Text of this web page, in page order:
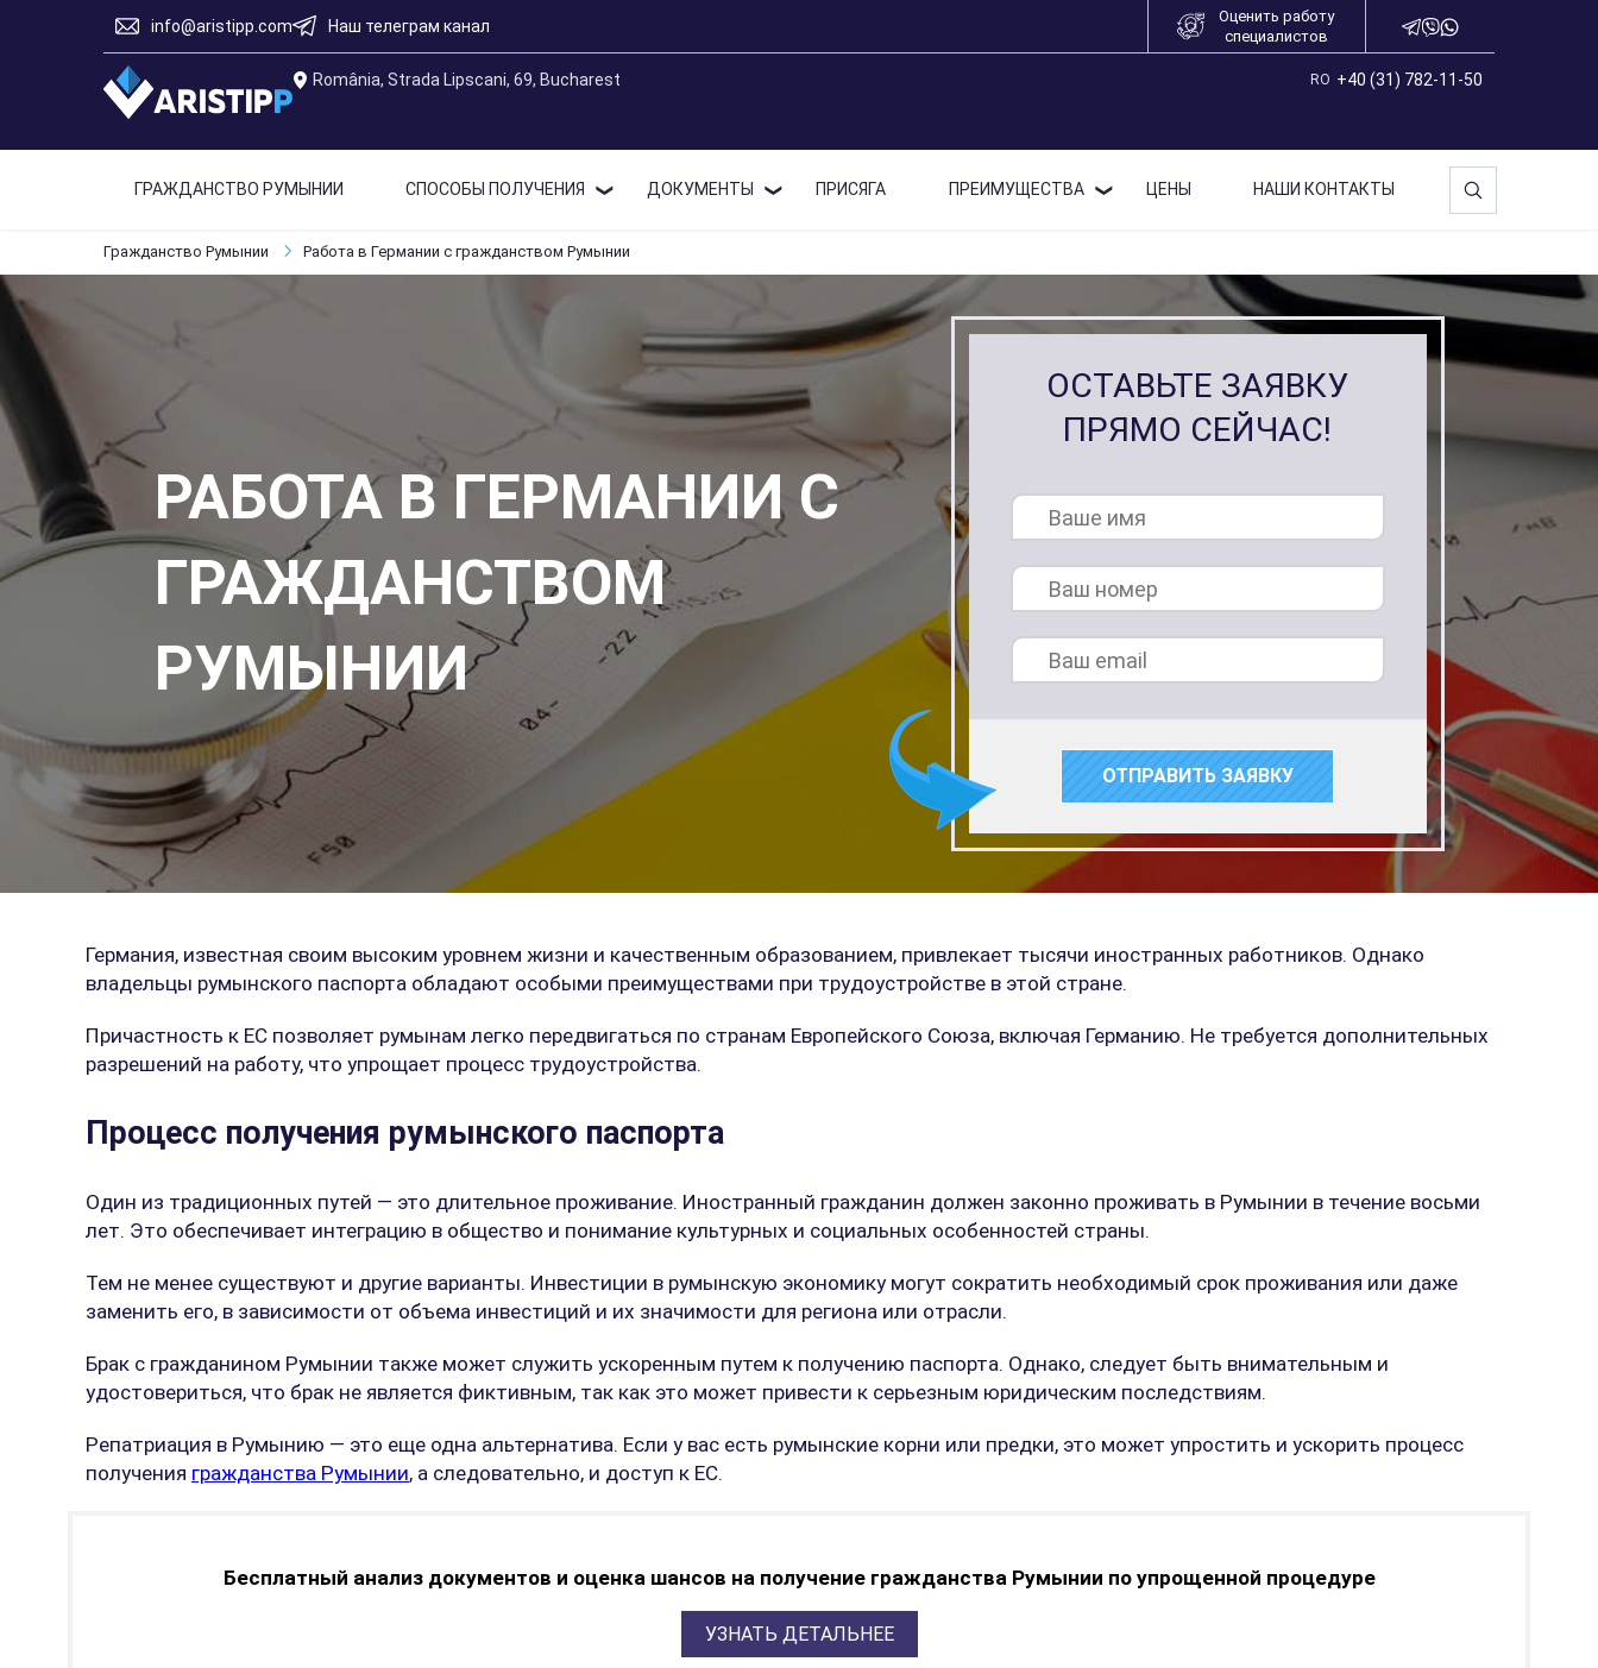
info@aristipp.com Наш телеграм канал
Оценить работу
специалистов
România, Strada Lipscani, 69, Bucharest RO +40 (31) 782-11-50
ГРАЖДАНСТВО РУМЫНИИ СПОСОБЫ ПОЛУЧЕНИЯ ДОКУМЕНТЫ ПРИСЯГА ПРЕИМУЩЕСТВА ЦЕНЫ НАШИ КОНТАКТЫ
Гражданство Румынии Работа в Германии с гражданством Румынии
РАБОТА В ГЕРМАНИИ С
ГРАЖДАНСТВОМ
РУМЫНИИ
ОСТАВЬТЕ ЗАЯВКУ
ПРЯМО СЕЙЧАС!
Германия, известная своим высоким уровнем жизни и качественным образованием, привлекает тысячи иностранных работников. Однако
владельцы румынского паспорта обладают особыми преимуществами при трудоустройстве в этой стране.
Причастность к ЕС позволяет румынам легко передвигаться по странам Европейского Союза, включая Германию. Не требуется дополнительных
разрешений на работу, что упрощает процесс трудоустройства.
Процесс получения румынского паспорта
Один из традиционных путей — это длительное проживание. Иностранный гражданин должен законно проживать в Румынии в течение восьми
лет. Это обеспечивает интеграцию в общество и понимание культурных и социальных особенностей страны.
Тем не менее существуют и другие варианты. Инвестиции в румынскую экономику могут сократить необходимый срок проживания или даже
заменить его, в зависимости от объема инвестиций и их значимости для региона или отрасли.
Брак с гражданином Румынии также может служить ускоренным путем к получению паспорта. Однако, следует быть внимательным и
удостовериться, что брак не является фиктивным, так как это может привести к серьезным юридическим последствиям.
Репатриация в Румынию — это еще одна альтернатива. Если у вас есть румынские корни или предки, это может упростить и ускорить процесс
получения гражданства Румынии, а следовательно, и доступ к ЕС.
Бесплатный анализ документов и оценка шансов на получение гражданства Румынии по упрощенной процедуре
УЗНАТЬ ДЕТАЛЬНЕЕ